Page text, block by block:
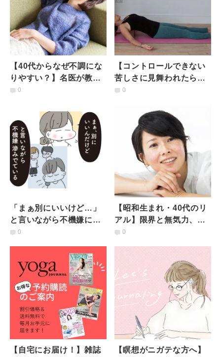
【40代からなぜ不調にな
りやすい？】名医が教え
る、自律神経の整え方
0
【コントロールできない
苦しさに見舞われたら】
受容し身を委ねる陰ヨガ
0
「まぁ別にいいけど…」
と言いながら不機嫌にな
っていませんか？【モヤ
0
【昭和生まれ・40代のリ
アル】限界と無気力、そ
の先に…「諦める」こと
0
【自宅にお届け！】雑誌 【瞑想がニガテな方へ】